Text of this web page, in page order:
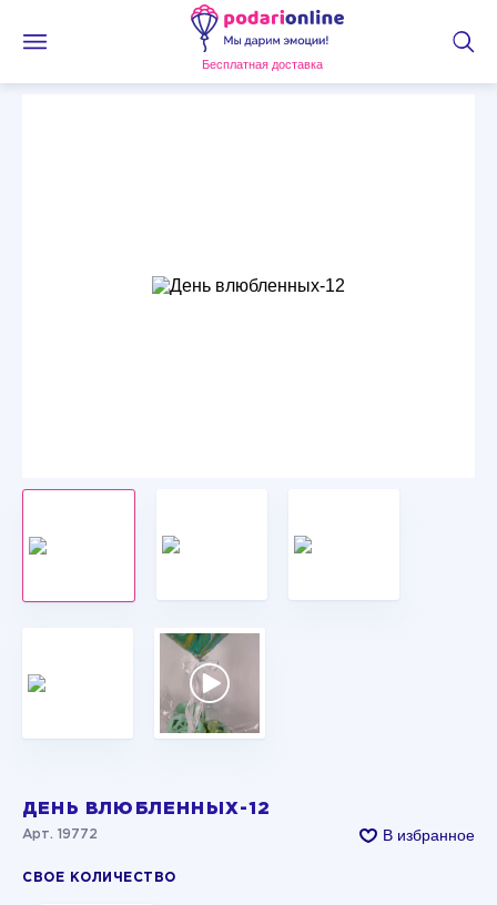
Бесплатная доставка
ДЕНЬ ВЛЮБЛЕННЫХ-12
Арт. 19772 В избранное
СВОЕ КОЛИЧЕСТВО